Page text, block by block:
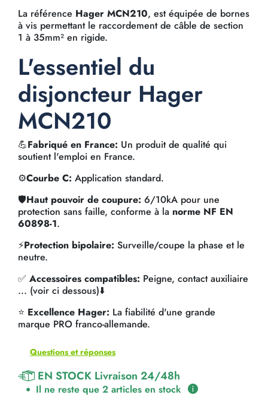
La référence Hager MCN210, est équipée de bornes
à vis permettant le raccordement de câble de section
1 à 35mm² en rigide.
L'essentiel du
disjoncteur Hager
MCN210
💪Fabriqué en France: Un produit de qualité qui
soutient l'emploi en France.
⚙️Courbe C: Application standard.
🛡️Haut pouvoir de coupure: 6/10kA pour une
protection sans faille, conforme à la norme NF EN
60898-1.
⚡Protection bipolaire: Surveille/coupe la phase et le
neutre.
✅ Accessoires compatibles: Peigne, contact auxiliaire
... (voir ci dessous)⬇️
⭐ Excellence Hager: La fiabilité d'une grande
marque PRO franco-allemande.
Questions et réponses
EN STOCK Livraison 24/48h
Il ne reste que 2 articles en stock